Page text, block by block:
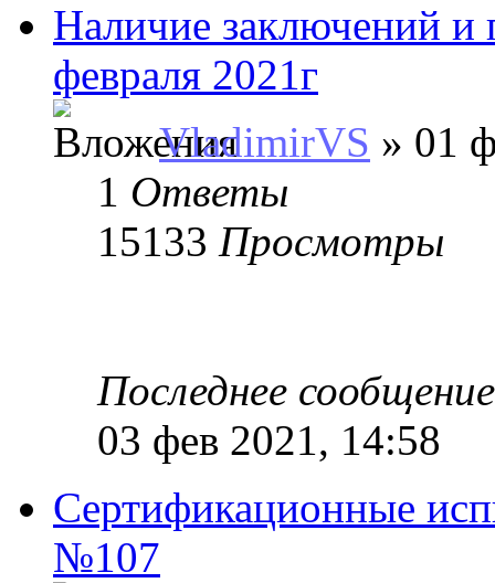
Наличие заключений и
февраля 2021г
VladimirVS » 01
1 Ответы
15133 Просмотры
Последнее
03 фев 2021, 14:58
Сертификационные
№107